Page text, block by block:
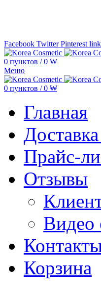
Facebook Twitter Pinterest
0 пунктов / 0 ₩
Меню
0 пунктов / 0 ₩
Главная
Прайс-
Отзывы
Видео
Корзина